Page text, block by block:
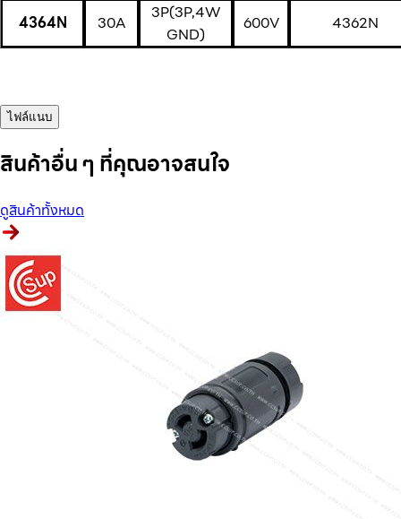
4364N 30A
3P(3P,4W
GND)
600V 4362N
ไฟล์แนบ
สินค้าอื่น ๆ ที่คุณอาจสนใจ
ดูสินค้าทั้งหมด